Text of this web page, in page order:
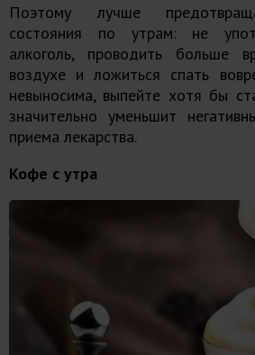
Поэтому лучше
состояния по утрам: не
алкоголь, проводить больше
воздухе и ложиться спать
невыносима, выпейте хотя бы
значительно уменьшит
приема лекарства.
Кофе с утра